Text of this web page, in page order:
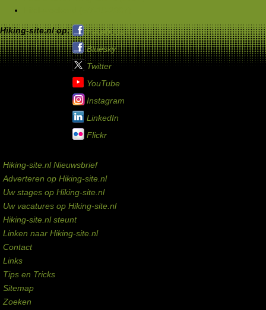
Hiking-site.nl op:
Facebook
Bluesky
Twitter
YouTube
Instagram
LinkedIn
Flickr
Hiking-site.nl Nieuwsbrief
Adverteren op Hiking-site.nl
Uw stages op Hiking-site.nl
Uw vacatures op Hiking-site.nl
Hiking-site.nl steunt
Linken naar Hiking-site.nl
Contact
Links
Tips en Tricks
Sitemap
Zoeken